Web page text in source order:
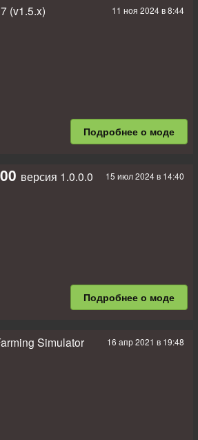
карданы;
11 ноя 2024 в 8:44
(v1.5.x)
Подробнее о моде
15 июл 2024 в 14:40
версия 1.0.0.0
Жанаровичу Панину.
Подробнее о моде
16 апр 2021 в 19:48
Simulator